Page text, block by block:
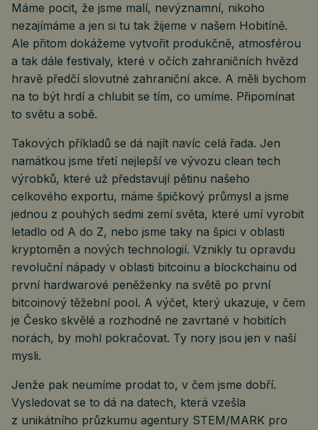
Máme pocit, že jsme malí, nevýznamní, nikoho
nezajímáme a jen si tu tak žijeme v našem Hobitíně.
Ale přitom dokážeme vytvořit produkčně, atmosférou
a tak dále festivaly, které v očích zahraničních hvězd
hravě předčí slovutné zahraniční akce. A měli bychom
na to být hrdí a chlubit se tím, co umíme. Připomínat
to světu a sobě.
Takových příkladů se dá najít navíc celá řada. Jen
namátkou jsme třetí nejlepší ve vývozu clean tech
výrobků, které už představují pětinu našeho
celkového exportu, máme špičkový průmysl a jsme
jednou z pouhých sedmi zemí světa, které umí vyrobit
letadlo od A do Z, nebo jsme taky na špici v oblasti
kryptoměn a nových technologií. Vznikly tu opravdu
revoluční nápady v oblasti bitcoinu a blockchainu od
první hardwarové peněženky na světě po první
bitcoinový těžební pool. A výčet, který ukazuje, v čem
je Česko skvělé a rozhodně ne zavrtané v hobitích
norách, by mohl pokračovat. Ty nory jsou jen v naší
mysli.
Jenže pak neumíme prodat to, v čem jsme dobří.
Vysledovat se to dá na datech, která vzešla
z unikátního průzkumu agentury STEM/MARK pro